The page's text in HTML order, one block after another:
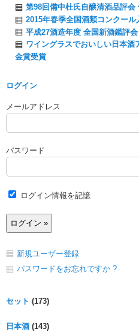
第98回備中杜氏自醸清酒品評会
2015年春季全国酒類コンクール
平成27酒造年度 全国新酒鑑評会
ワイングラスでおいしい日本
金賞受賞
ログイン
メールアドレス
パスワード
ログイン情報を記憶
新規ユーザー登録
パスワードをお忘れですか ?
セット (173)
日本酒 (143)